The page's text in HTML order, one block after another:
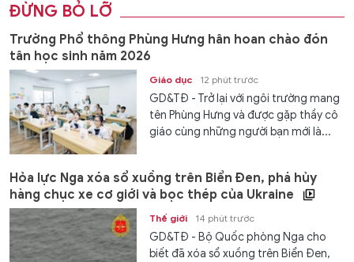
ĐỪNG BỎ LỠ
Trường Phổ thông Phùng Hưng hân hoan chào đón
tân học sinh năm 2026
Giáo dục 12 phút trước
GD&TĐ - Trở lại với ngôi trường mang
tên Phùng Hưng và được gặp thầy cô
giáo cùng những người bạn mới là...
Hỏa lực Nga xóa sổ xuồng trên Biển Đen, phá hủy
hàng chục xe cơ giới và bọc thép của Ukraine
Thế giới 14 phút trước
GD&TĐ - Bộ Quốc phòng Nga cho
biết đã xóa sổ xuồng trên Biển Đen,